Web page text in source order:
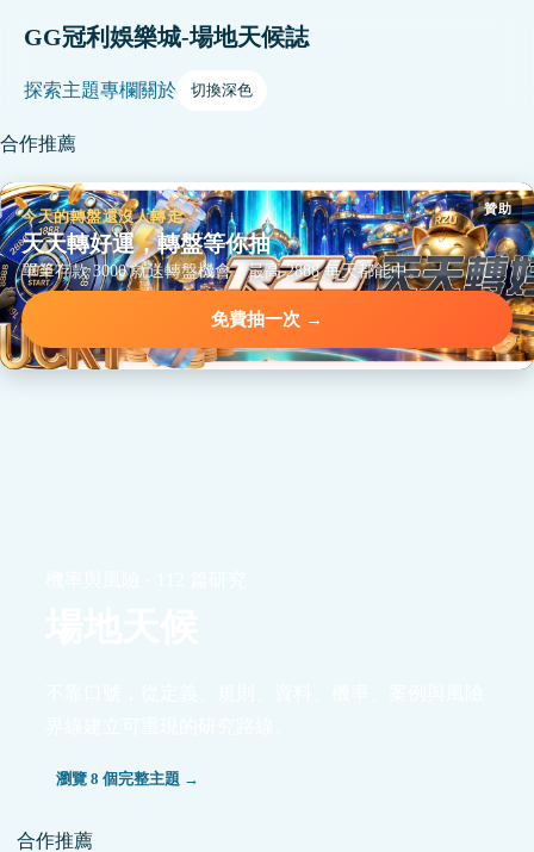
GG冠利娛樂城-場地天候誌
探索主題專欄關於 切換深色
合作推薦
贊助
今天的轉盤還沒人轉走
天天轉好運，轉盤等你抽
單筆存款 3000 就送轉盤機會，最高 2888 每天都能中。
免費抽一次 →
瀏覽 8 個完整主題 →
合作推薦